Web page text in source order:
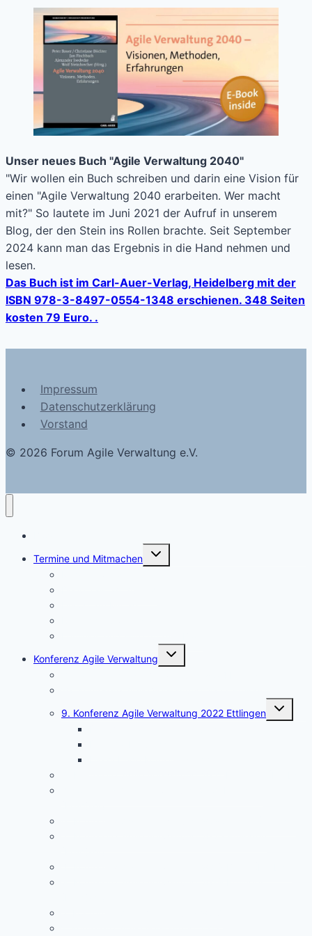
Unser neues Buch "Agile Verwaltung 2040"
"Wir wollen ein Buch schreiben und darin eine Vision für
einen "Agile Verwaltung 2040 erarbeiten. Wer macht
mit?" So lautete im Juni 2021 der Aufruf in unserem
Blog, der den Stein ins Rollen brachte. Seit September
2024 kann man das Ergebnis in die Hand nehmen und
lesen.
Das Buch ist im Carl-Auer-Verlag, Heidelberg mit der
ISBN 978-3-8497-0554-1348 erschienen. 348 Seiten
kosten 79 Euro. .
Impressum
Datenschutzerklärung
Vorstand
© 2026 Forum Agile Verwaltung e.V.
Termine und Mitmachen
Untermenü
Konferenz Agile Verwaltung
Untermenü
9. Konferenz Agile Verwaltung 2022 Ettlingen